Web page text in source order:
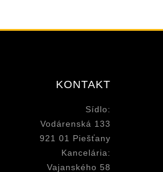
KONTAKT
Sídlo:
Vodárenská 133
921 01 Piešťany
Kancelária:
Vajanského 58